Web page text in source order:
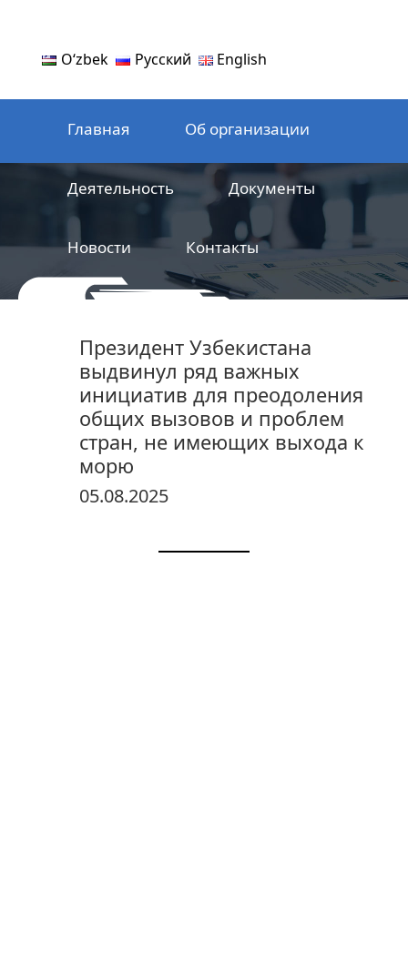
Oʻzbek Русский English
Главная Об организации
Деятельность Документы
Новости Контакты
железнодорожной продукции
Президент Узбекистана
выдвинул ряд важных
инициатив для преодоления
общих вызовов и проблем
стран, не имеющих выхода к
морю
05.08.2025